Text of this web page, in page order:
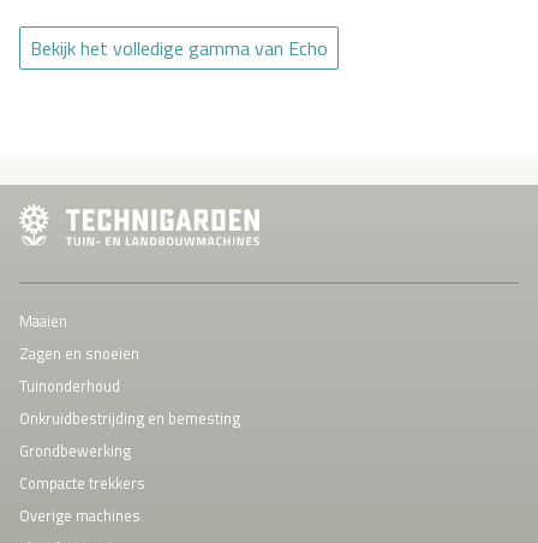
Bekijk het volledige gamma van Echo
Maaien
Zagen en snoeien
Tuinonderhoud
Onkruidbestrijding en bemesting
Grondbewerking
Compacte trekkers
Overige machines